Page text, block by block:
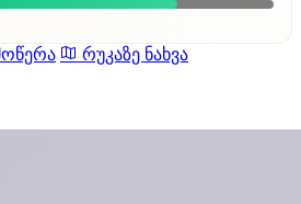
რუკაზე ნახვა